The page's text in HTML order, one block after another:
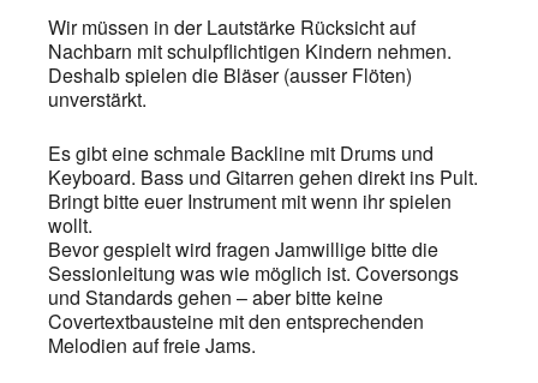
Wir müssen in der Lautstärke Rücksicht auf
Nachbarn mit schulpflichtigen Kindern nehmen.
Deshalb spielen die Bläser (ausser Flöten)
unverstärkt.
Es gibt eine schmale Backline mit Drums und
Keyboard. Bass und Gitarren gehen direkt ins Pult.
Bringt bitte euer Instrument mit wenn ihr spielen
wollt.
Bevor gespielt wird fragen Jamwillige bitte die
Sessionleitung was wie möglich ist. Coversongs
und Standards gehen – aber bitte keine
Covertextbausteine mit den entsprechenden
Melodien auf freie Jams.